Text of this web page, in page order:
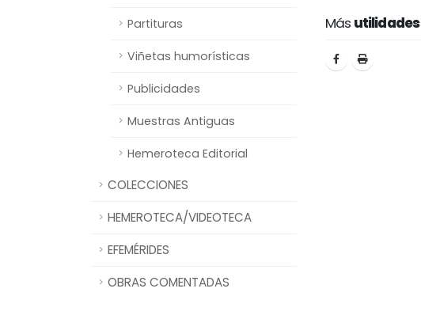
Partituras
Viñetas humorísticas
Publicidades
Muestras Antiguas
Hemeroteca Editorial
COLECCIONES
HEMEROTECA/VIDEOTECA
EFEMÉRIDES
OBRAS COMENTADAS
Más utilidades